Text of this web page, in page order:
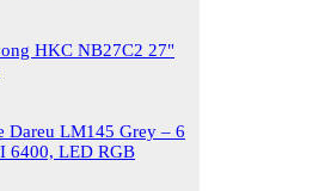
HKC NB27C2 27"
Dareu LM145 Grey – 6
6400, LED RGB